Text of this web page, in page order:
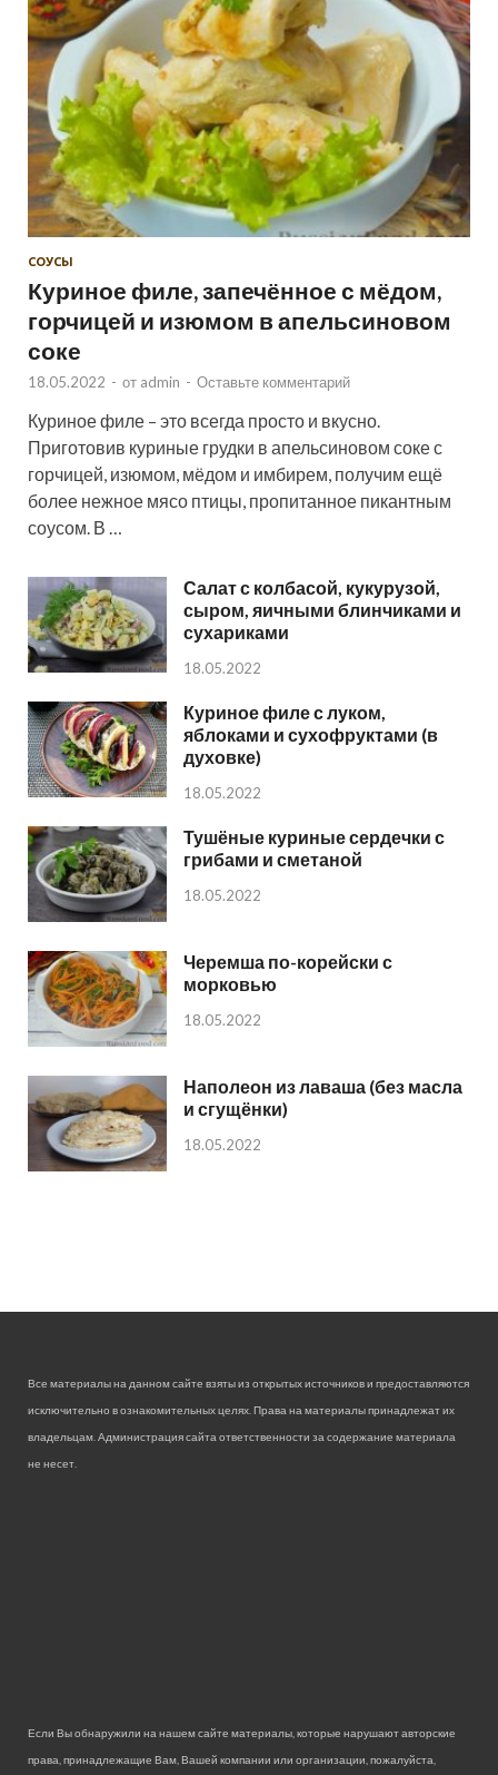
СОУСЫ
Куриное филе, запечённое с мёдом,
горчицей и изюмом в апельсиновом
соке
18.05.2022 - от admin - Оставьте комментарий
Куриное филе – это всегда просто и вкусно.
Приготовив куриные грудки в апельсиновом соке с
горчицей, изюмом, мёдом и имбирем, получим ещё
более нежное мясо птицы, пропитанное пикантным
соусом. В …
Салат с колбасой, кукурузой,
сыром, яичными блинчиками и
сухариками
18.05.2022
Куриное филе с луком,
яблоками и сухофруктами (в
духовке)
18.05.2022
Тушёные куриные сердечки с
грибами и сметаной
18.05.2022
Черемша по-корейски с
морковью
18.05.2022
Наполеон из лаваша (без масла
и сгущёнки)
18.05.2022
Все материалы на данном сайте взяты из открытых источников и предоставляются
исключительно в ознакомительных целях. Права на материалы принадлежат их
владельцам. Администрация сайта ответственности за содержание материала
не несет.
Если Вы обнаружили на нашем сайте материалы, которые нарушают авторские
права, принадлежащие Вам, Вашей компании или организации, пожалуйста,